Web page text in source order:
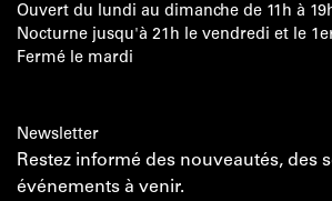
Ouvert du lundi au dimanche de 11h à
Nocturne jusqu'à 21h le vendredi et le
Fermé le mardi
Newsletter
Restez informé des nouveautés, des
événements à venir.